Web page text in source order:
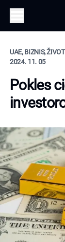
UAE, BIZNIS,
2024. 11. 05
Pokles